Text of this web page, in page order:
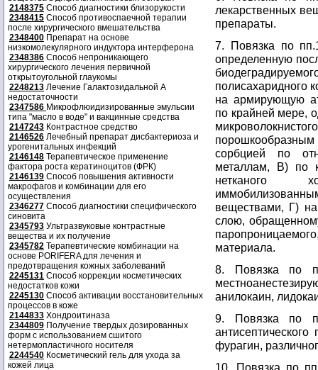
2148375 Способ диагностики близорукости
2348415 Способ противоспаечной терапии
после хирургического вмешательства
2348400 Препарат на основе
низкомолекулярного индуктора интерферона
2348386 Способ непроникающего
хирургического лечения первичной
открытоугольной глаукомы
2248213 Лечение Галактозидальной А
недостаточности
2347586 Микрофлюидизированные эмульсии
типа "масло в воде" и вакцинные средства
2147243 Контрастное средство
2146526 Лечебный препарат дисбактериоза и
урогенитальных инфекций
2146148 Терапевтическое применение
фактора роста кератиноцитов (ФРК)
2146139 Способ повышения активности
макрофагов и комбинации для его
осуществления
2346277 Способ диагностики специфического
синовита
2345793 Ультразвуковые контрастные
вещества и их получение
2345782 Терапевтические комбинации на
основе PORIFERA для лечения и
предотвращения кожных заболеваний
2245131 Способ коррекции косметических
недостатков кожи
2245130 Способ активации восстановительных
процессов в коже
2144833 Хондроитиназа
2344809 Получение твердых дозированных
форм с использованием сшитого
нетермопластичного носителя
2244540 Косметический гель для ухода за
кожей лица
лекарственных
препараты.
7. Повязка по
определенную
полисахаридного
на армирующую
по крайней мере,
сорбцией по
металлам, В) по
нетканого
веществами, Г)
слою,
материала.
8. Повязка по
анилокаин,
9. Повязка по
фурагин,
10. Повязка по